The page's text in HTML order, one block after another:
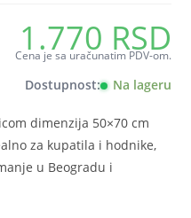
1.770 RSD
Cena je sa uračunatim PDV-om.
Dostupnost: Na lageru
dimenzija 50×70 cm
za kupatila i hodnike,
u Beogradu i